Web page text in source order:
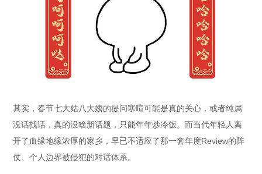
其实，春节七大姑八大姨的提问寒暄可能是真的关心，或者纯属
没话找话，真的没啥新话题，只能年年炒冷饭。而当代年轻人离
开了血缘地缘浓厚的家乡，早已不适应了那一套年度Review的阵
仗、个人边界被侵犯的对话体系。